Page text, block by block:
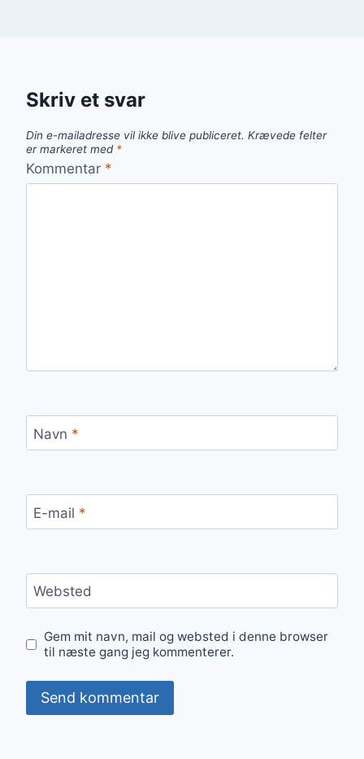
Skriv et svar
Din e-mailadresse vil ikke blive publiceret. Krævede felter
er markeret med *
Kommentar *
Navn *
E-mail *
Websted
Gem mit navn, mail og websted i denne browser
til næste gang jeg kommenterer.